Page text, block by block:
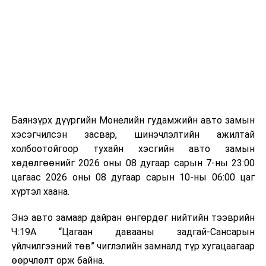
болон дулааны эрчим хүч үйлдвэрлэхэд ашиглаж
болдог. Зарим технологийн хувьд шаталтын дараа
үлдэх үнснээс фосфор зэрэг ашигт эрдсийг сэргээн
авах боломжтой аж.
Япон, Герман, Швейцар, Нидерланд, Өмнөд Солонгос
зэрэг улс лаг хатаах, шатаах технологийг ашиглаж
байна. Тухайлбал, Германд лаг шатаах үйлдвэрээс
гарсан үнснээс фосфор сэргээн авах технологи
ашигладаг бол Нидерландад төвлөрсөн лаг
боловсруулах үйлдвэрүүдээр дулаан, цахилгаан
Баянзүрх дүүргийн Монелийн гудамжийн авто замын
хэсэгчилсэн засвар, шинэчлэлтийн ажилтай
холбоотойгоор тухайн хэсгийн авто замын
хөдөлгөөнийг 2026 оны 08 дугаар сарын 7-ны 23:00
цагаас 2026 оны 08 дугаар сарын 10-ны 06:00 цаг
хүртэл хаана.
Энэ авто замаар дайран өнгөрдөг нийтийн тээврийн
Ч:19А “Цагаан давааны задгай-Сансарын
үйлчилгээний төв” чиглэлийн замналд түр хугацаагаар
өөрчлөлт орж байна.